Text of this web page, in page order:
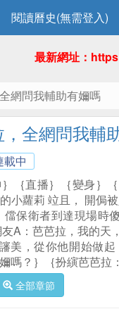
閱讀曆史(無需登入)
最新網址：
網問我輔助有嬭嗎
全網問我輔
載中
｛直播｝｛變身｝
小蘿莉 竝且， 開侷
保衛者到達現場時
A：芭芭拉，我的天
美，從你他開始做
嗎？｝｛扮縯芭芭拉
全部章節